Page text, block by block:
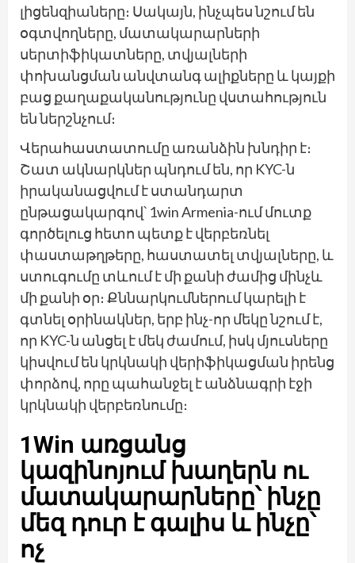
լիցենզիաները։ Սակայն, ինչպես նշում են
օգտվողները, մատակարարների
սերտիֆիկատները, տվյալների
փոխանցման անվտանգ ալիքները և կայքի
բաց քաղաքականությունը վստահություն
են ներշնչում։
Վերահաստատումը առանձին խնդիր է։
Շատ ակնարկներ պնդում են, որ KYC-ն
իրականացվում է ստանդարտ
ընթացակարգով՝ 1win Armenia-ում մուտք
գործելուց հետո պետք է վերբեռնել
փաստաթղթերը, հաստատել տվյալները, և
ստուգումը տևում է մի քանի ժամից մինչև
մի քանի օր։ Քննարկումներում կարելի է
գտնել օրինակներ, երբ ինչ-որ մեկը նշում է,
որ KYC-ն անցել է մեկ ժամում, իսկ մյուսները
կիսվում են կրկնակի վերիֆիկացման իրենց
փորձով, որը պահանջել է անձնագրի էջի
կրկնակի վերբեռնումը։
1Win առցանց
կազինոյում խաղերն ու
մատակարարները՝ ինչը
մեզ դուր է գալիս և ինչը՝
ոչ